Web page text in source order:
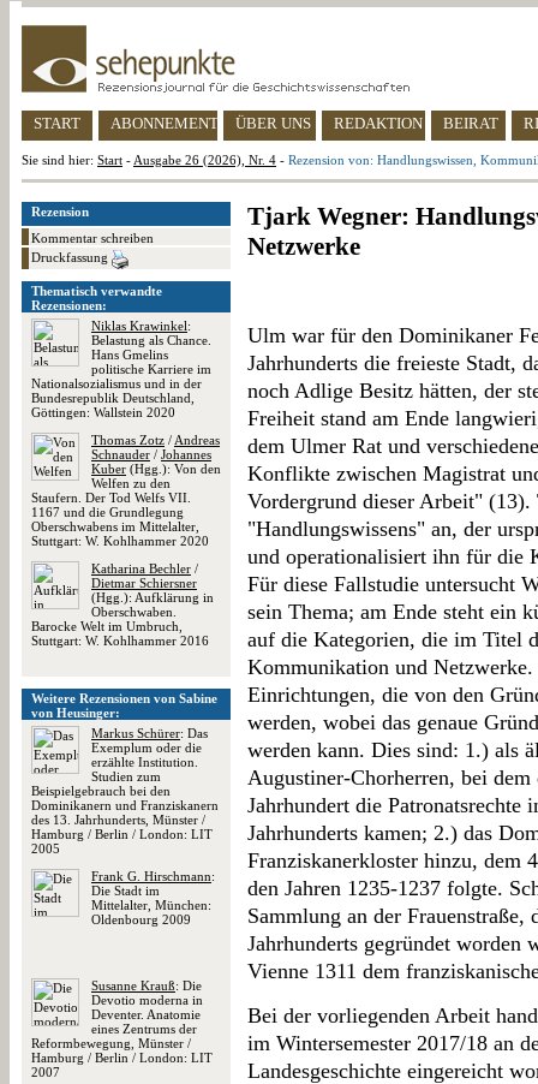
START ABONNEMENT ÜBER UNS REDAKTION BEIRAT
Sie sind hier: Start - Ausgabe 26 (2026), Nr. 4 - Rezension von: Handlungswissen,
Rezension
Kommentar schreiben
Druckfassung
Thematisch verwandte
Rezensionen:
Niklas Krawinkel:
Belastung als Chance.
Hans Gmelins
politische Karriere im
Nationalsozialismus und in der
Bundesrepublik Deutschland,
Göttingen: Wallstein 2020
Thomas Zotz / Andreas
Schnauder / Johannes
Kuber (Hgg.): Von den
Welfen zu den
Staufern. Der Tod Welfs VII.
1167 und die Grundlegung
Oberschwabens im Mittelalter,
Stuttgart: W. Kohlhammer 2020
Katharina Bechler /
Dietmar Schiersner
(Hgg.): Aufklärung in
Oberschwaben.
Barocke Welt im Umbruch,
Stuttgart: W. Kohlhammer 2016
Weitere Rezensionen von Sabine
von Heusinger:
Markus Schürer: Das
Exemplum oder die
erzählte Institution.
Studien zum
Beispielgebrauch bei den
Dominikanern und Franziskanern
des 13. Jahrhunderts, Münster /
Hamburg / Berlin / London: LIT
2005
Frank G. Hirschmann:
Die Stadt im
Mittelalter, München:
Oldenbourg 2009
Susanne Krauß: Die
Devotio moderna in
Deventer. Anatomie
eines Zentrums der
Reformbewegung, Münster /
Hamburg / Berlin / London: LIT
2007
Tjark Wegner:
Netzwerke
Ulm war für den Dominikaner
Jahrhunderts die freieste Stadt,
noch Adlige Besitz hätten, der
Freiheit stand am Ende
dem Ulmer Rat und
Konflikte zwischen Magistrat
Vordergrund dieser Arbeit"
"Handlungswissens" an, der
und operationalisiert ihn für
Für diese Fallstudie untersucht
sein Thema; am Ende steht ein
auf die Kategorien, die im Titel
Kommunikation und
Einrichtungen, die von den
werden, wobei das genaue
werden kann. Dies sind: 1.) als
Augustiner-Chorherren, bei
Jahrhundert die Patronatsrechte
Jahrhunderts kamen; 2.) das
Franziskanerkloster hinzu, dem
den Jahren 1235-1237 folgte.
Sammlung an der Frauenstraße,
Jahrhunderts gegründet worden
Vienne 1311 dem
Bei der vorliegenden Arbeit
im Wintersemester 2017/18 an
Landesgeschichte eingereicht